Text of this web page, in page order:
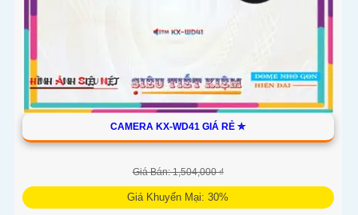
CAMERA KX-WD41 GIÁ RẺ ✮
Giá Bán: 1,504,000 ₫
Giá Khuyến Mại: 30%